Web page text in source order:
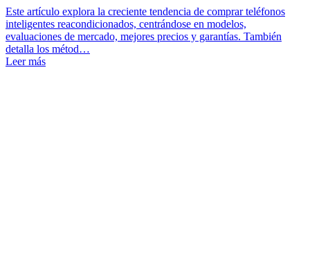
Este artículo explora la creciente tendencia de comprar teléfonos
inteligentes reacondicionados, centrándose en modelos,
evaluaciones de mercado, mejores precios y garantías. También
detalla los métod…
Leer más